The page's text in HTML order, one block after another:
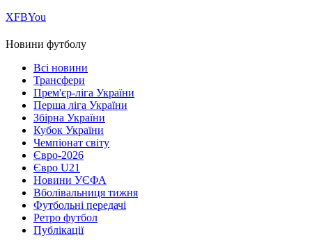
ХFBYou
Новини футболу
Всі новини
Трансфери
Прем'єр-ліга України
Перша ліга України
Збірна України
Кубок України
Чемпіонат світу
Євро-2026
Євро U21
Новини УЄФА
Вболівальниця тижня
Футбольні передачі
Ретро футбол
Публікації